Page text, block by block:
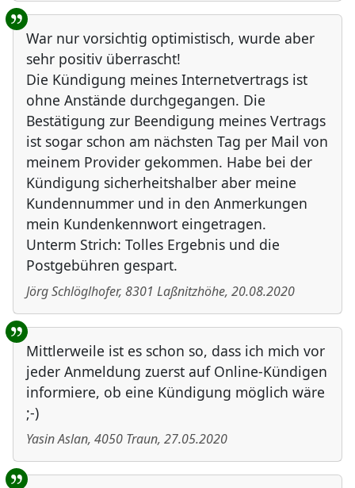
War nur vorsichtig optimistisch, wurde aber
sehr positiv überrascht!
Die Kündigung meines Internetvertrags ist
ohne Anstände durchgegangen. Die
Bestätigung zur Beendigung meines Vertrags
ist sogar schon am nächsten Tag per Mail von
meinem Provider gekommen. Habe bei der
Kündigung sicherheitshalber aber meine
Kundennummer und in den Anmerkungen
mein Kundenkennwort eingetragen.
Unterm Strich: Tolles Ergebnis und die
Postgebühren gespart.
Jörg Schlöglhofer, 8301 Laßnitzhöhe, 20.08.2020
Mittlerweile ist es schon so, dass ich mich vor
jeder Anmeldung zuerst auf Online-Kündigen
informiere, ob eine Kündigung möglich wäre
;-)
Yasin Aslan, 4050 Traun, 27.05.2020